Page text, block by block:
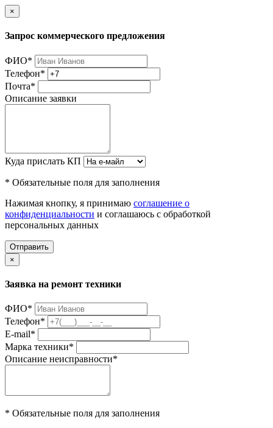
×
Запрос коммерческого предложения
ФИО*
Телефон*
Почта*
Описание заявки
Куда прислать КП
* Обязательные поля для заполнения
Нажимая кнопку, я принимаю соглашение о
конфиденциальности и соглашаюсь с обработкой
персональных данных
Отправить
×
Заявка на ремонт техники
ФИО*
Телефон*
E-mail*
Марка техники*
Описание неисправности*
* Обязательные поля для заполнения